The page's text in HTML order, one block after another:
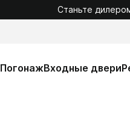
Станьте
ПогонажВходные двери